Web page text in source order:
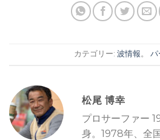
カテゴリー: 波情報。 パ
松尾 博幸
プロサーファー
身。1978年、全